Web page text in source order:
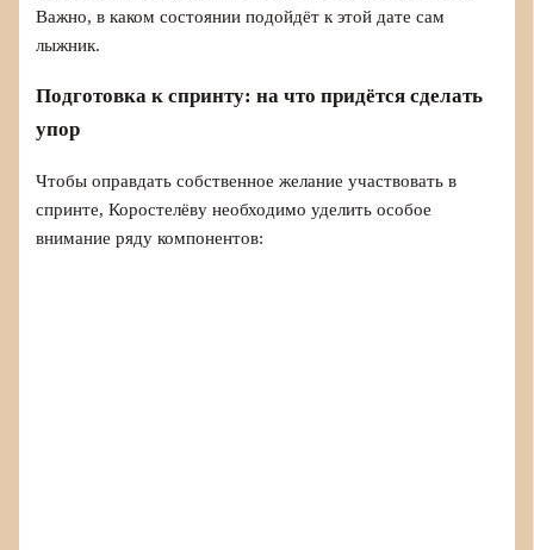
Важно, в каком состоянии подойдёт к этой дате сам
лыжник.
Подготовка к спринту: на что придётся сделать
упор
Чтобы оправдать собственное желание участвовать в
спринте, Коростелёву необходимо уделить особое
внимание ряду компонентов: